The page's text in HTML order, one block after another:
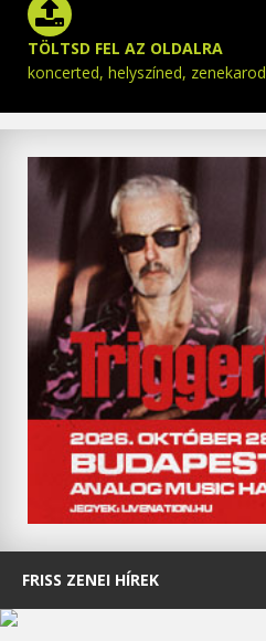
TÖLTSD FEL AZ OLDALRA
koncerted, helyszíned, zenekarod
FRISS ZENEI HÍREK